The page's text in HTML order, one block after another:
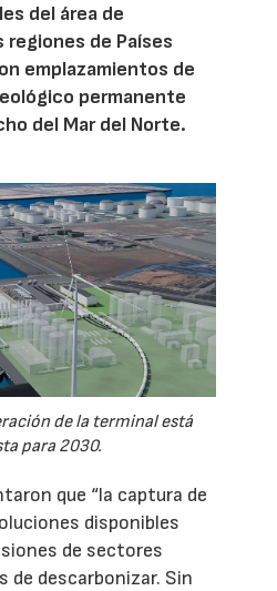
del área de
de Países
emplazamientos de
permanente
del Mar del Norte.
de la terminal está
para 2030.
que “la captura de
disponibles
de sectores
de descarbonizar. Sin